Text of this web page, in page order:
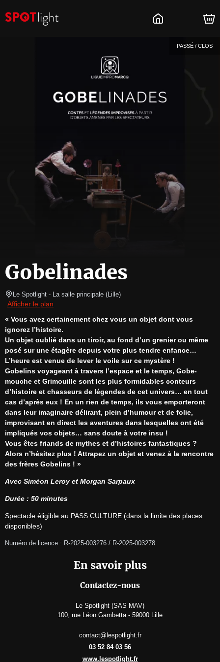
PASSÉ / CLOS
Gobelinades
Le Spotlight - La salle principale (Lille)
Afficher le plan
« Vous avez certainement chez vous un objet dont vous
ignorez l’histoire.
Un objet oublié dans un tiroir, au fond d’un grenier ou même
posé sur une étagère depuis votre plus tendre enfance…
L’heure est venue de lever le voile sur ce mystère !
Gobelins voyageant à travers l’espace et le temps, Gobe-
mouche et Grimouille sont les plus formidables conteurs
d’histoire et chasseurs de légendes de cet univers… en tout
cas d’après eux ! En un rien de temps, ils vous emporteront
dans leur imaginaire délirant, plein d’humour et de folie,
improvisant en direct les aventures dans lesquelles ont été
impliqués vos objets… sans doute à votre insu !
Vous êtes friands de mythes et d’histoires fantastiques ?
Alors n’hésitez plus ! Attrapez un objet et venez à la rencontre
des frères Gobelins ! »
Avec Siméon Leroy et Morgan Sarpaux
Durée : 50 minutes
Spectacle éligible au PASS CULTURE (dans la limite des places
disponibles)
Numéro de licence : R-2025-003276 / R-2025-003278
En savoir plus
Contactez-nous
Le Spotlight (SAS MAV)
100, rue Léon Gambetta - 59000 Lille
contact@lespotlight.fr
03 52 84 03 56
www.lespotlight.fr